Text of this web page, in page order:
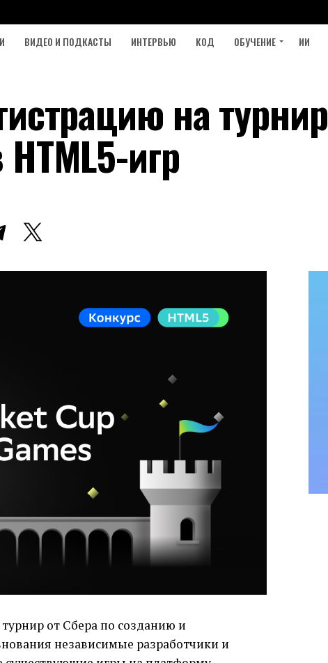
ВИДЕО И ПОДКАСТЫ ИНТЕРВЬЮ КОД ОБУЧЕНИЕ ИИ
на турнир
игр
от Сбера по созданию и
независимые разработчики и